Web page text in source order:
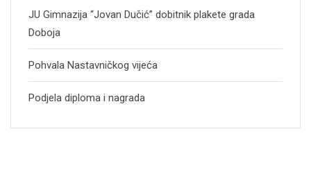
JU Gimnazija “Jovan Dučić” dobitnik plakete grada
Doboja
Pohvala Nastavničkog vijeća
Podjela diploma i nagrada